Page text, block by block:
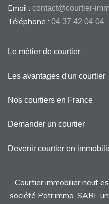
Email : contact@courtier-
Téléphone : 04 37 42 04 04
Le métier de courtier
Les avantages d'un courtier
Nos courtiers en France
Demander un courtier
Devenir courtier en
Courtier immobilier neuf
société Patr’immo. SARL